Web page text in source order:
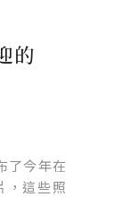
的
了今年在
，這些照